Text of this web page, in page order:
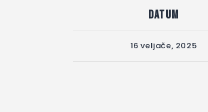
Datum
16 veljače, 2025